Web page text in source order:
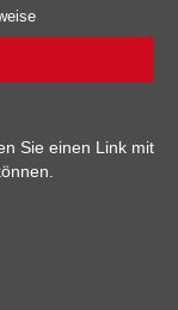
Sie einen Link mit